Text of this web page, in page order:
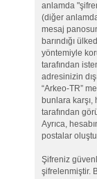
anlamda
(diğer
mesaj
barındığı
yöntemiyle
tarafından
adresinizin
“Arkeo-TR”
bunlara karşı,
tarafından
Ayrıca,
postalar
Şifreniz
şifrelenmiştir.